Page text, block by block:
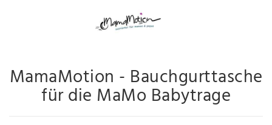
MamaMotion - Bauchgurttasche
für die MaMo Babytrage